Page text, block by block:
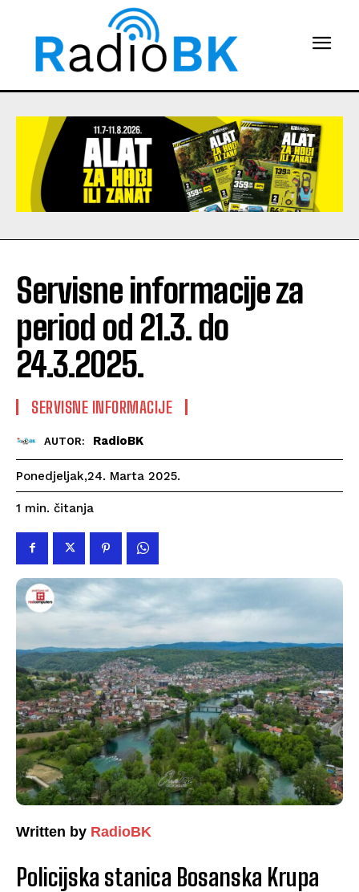
Servisne informacije za
period od 21.3. do
24.3.2025.
SERVISNE INFORMACIJE
AUTOR: RadioBK
Ponedjeljak,24. Marta 2025.
1 min. čitanja
Written by RadioBK
Policijska stanica Bosanska Krupa